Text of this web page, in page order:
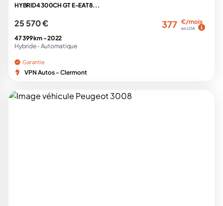
HYBRID4 300CH GT E-EAT8...
25 570 € 377 €/mois
en LOA
47 399 km -2022
Hybride - Automatique
Garantie
VPN Autos - Clermont